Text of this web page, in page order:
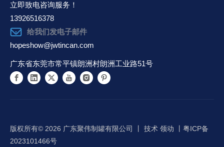
立即致电咨询服务！
13926516378
给我们发电子邮件
hopeshow@jwtincan.com
广东省东莞市常平镇朗洲村朗洲工业路51号
版权所有©️ 2026 广东聚伟制罐有限公司 丨 技术 领动
粤ICP备
2023101466号